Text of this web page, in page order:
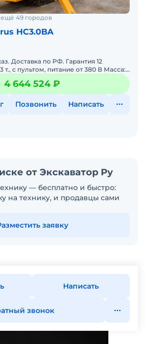
49 городов
HC3.0BA
Доставка по РФ. Гарантия 12
т., с пультом, питание от 380 В Масса:2
основной стрелы:4 сМакс.
4 644 524 ₽
Позвонить Написать
от Экскаватор Ру
— бесплатно и быстро:
на технику, и продавцы сами
заявку
Написать
звонок